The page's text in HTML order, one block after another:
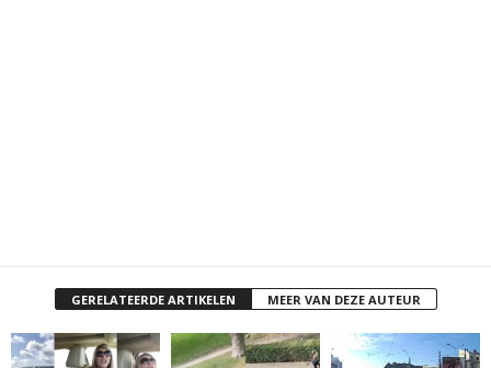
GERELATEERDE ARTIKELEN MEER VAN DEZE AUTEUR